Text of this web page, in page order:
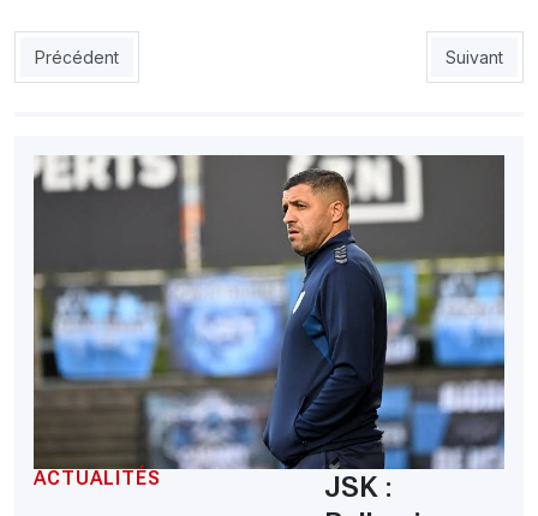
Article précédent : MCO 0 - USMBA 0 : Sans attrait
Précédent Article
Suivant
ACTUALITÉS
JSK :